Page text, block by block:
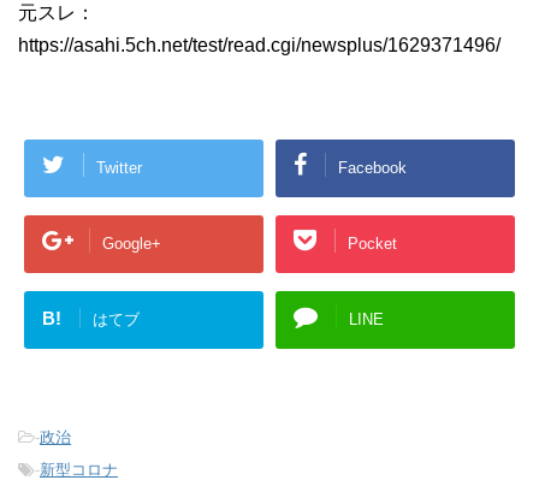
元スレ：
https://asahi.5ch.net/test/read.cgi/newsplus/1629371496/
Twitter Facebook
Google+ Pocket
B! はてブ LINE
-政治
-新型コロナ